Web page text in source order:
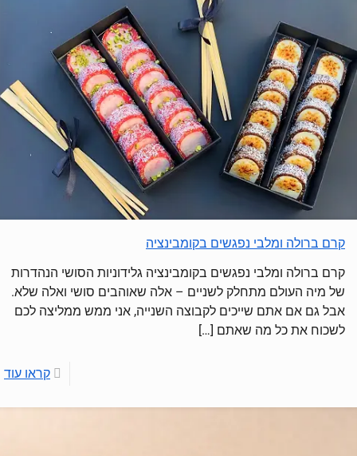
קרם ברולה ומלבי נפגשים בקומבינציה
קרם ברולה ומלבי נפגשים בקומבינציה גלידוניות הסושי הנהדרות
של מיה העולם מתחלק לשניים – אלה שאוהבים סושי ואלה שלא.
אבל גם אם אתם שייכים לקבוצה השנייה, אני ממש ממליצה לכם
לשכוח את כל מה שאתם […]
קראו עוד